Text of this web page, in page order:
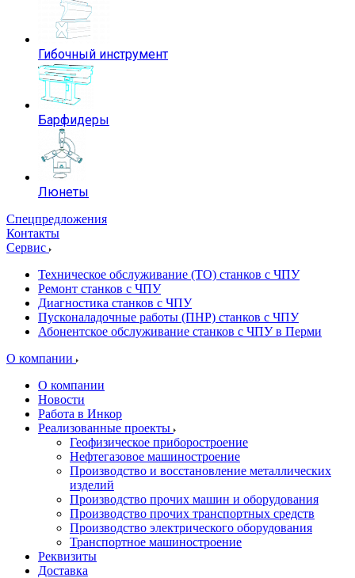
Гибочный инструмент
Барфидеры
Люнеты
Спецпредложения
Контакты
Сервис
Техническое обслуживание (ТО) станков с ЧПУ
Ремонт станков с ЧПУ
Диагностика станков с ЧПУ
Пусконаладочные работы (ПНР) станков с ЧПУ
Абонентское обслуживание станков с ЧПУ в Перми
О компании
О компании
Новости
Работа в Инкор
Реализованные проекты
Геофизическое приборостроение
Нефтегазовое машиностроение
Производство и восстановление металлических
изделий
Производство прочих машин и оборудования
Производство прочих транспортных средств
Производство электрического оборудования
Транспортное машиностроение
Реквизиты
Доставка